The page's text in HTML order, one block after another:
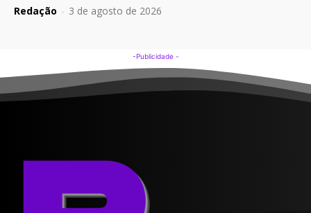
Redação - 3 de agosto de 2026
-Publicidade -